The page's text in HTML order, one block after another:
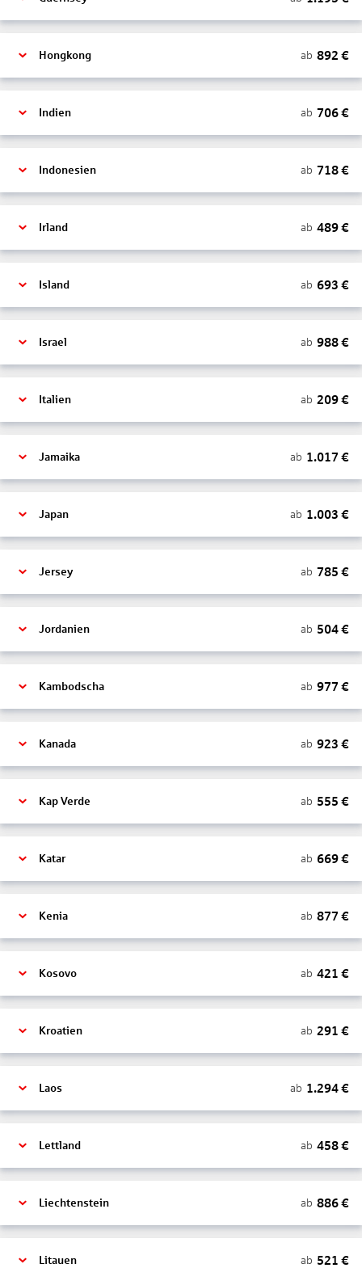
Hongkong ab 892 €
Indien ab 706€
Indonesien ab 718€
Irland ab 489€
Island ab 693 €
Israel ab 988€
Italien ab 209€
Jamaika ab 1.017 €
Japan ab 1.003 €
Jersey ab 785 €
Jordanien ab 504€
Kambodscha ab 977 €
Kanada ab 923 €
Kap Verde ab 555 €
Katar ab 669€
Kenia ab 877 €
Kosovo ab 421 €
Kroatien ab 291 €
Laos ab 1.294€
Lettland ab 458€
Liechtenstein ab 886€
Litauen ab 521 €